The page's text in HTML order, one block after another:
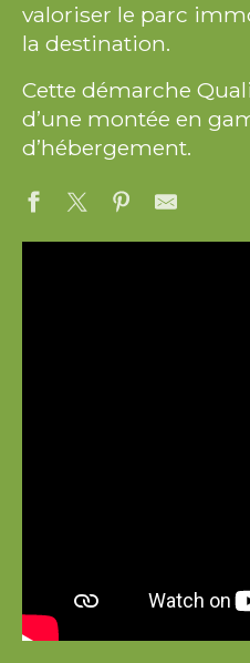
valoriser le parc
la destination.
Cette démarche
d’une montée en
d’hébergement.